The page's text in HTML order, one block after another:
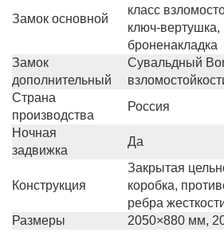
Замок основной
класс
ключ-вертушка,
броненакладка
Замок
дополнительный
Сувальдный
Страна
производства
Россия
Ночная
задвижка
Да
Конструкция
Закрытая
коробка,
ребра
Размеры
2050×880 мм,